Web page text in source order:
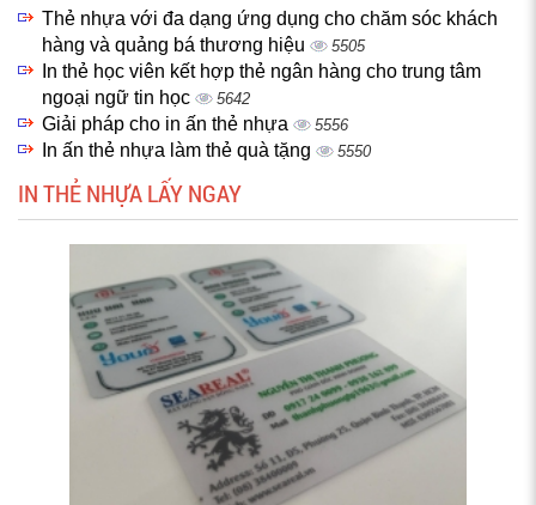
Thẻ nhựa với đa dạng ứng dụng cho chăm sóc khách
hàng và quảng bá thương hiệu
5505
In thẻ học viên kết hợp thẻ ngân hàng cho trung tâm
ngoại ngữ tin học
5642
Giải pháp cho in ấn thẻ nhựa 5556
In ấn thẻ nhựa làm thẻ quà tặng 5550
IN THẺ NHỰA LẤY NGAY